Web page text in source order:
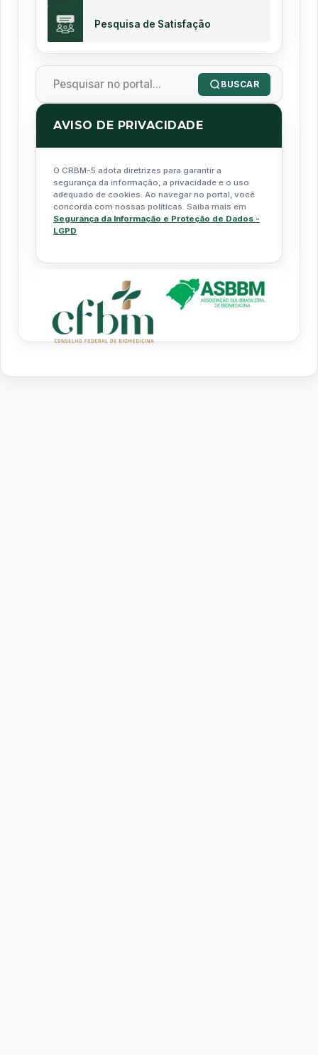
Pesquisa de Satisfação
BUSCAR
AVISO DE PRIVACIDADE
O CRBM-5 adota diretrizes para garantir a
segurança da informação, a privacidade e o uso
adequado de cookies. Ao navegar no portal, você
concorda com nossas políticas. Saiba mais em
Segurança da Informação e Proteção de Dados -
LGPD